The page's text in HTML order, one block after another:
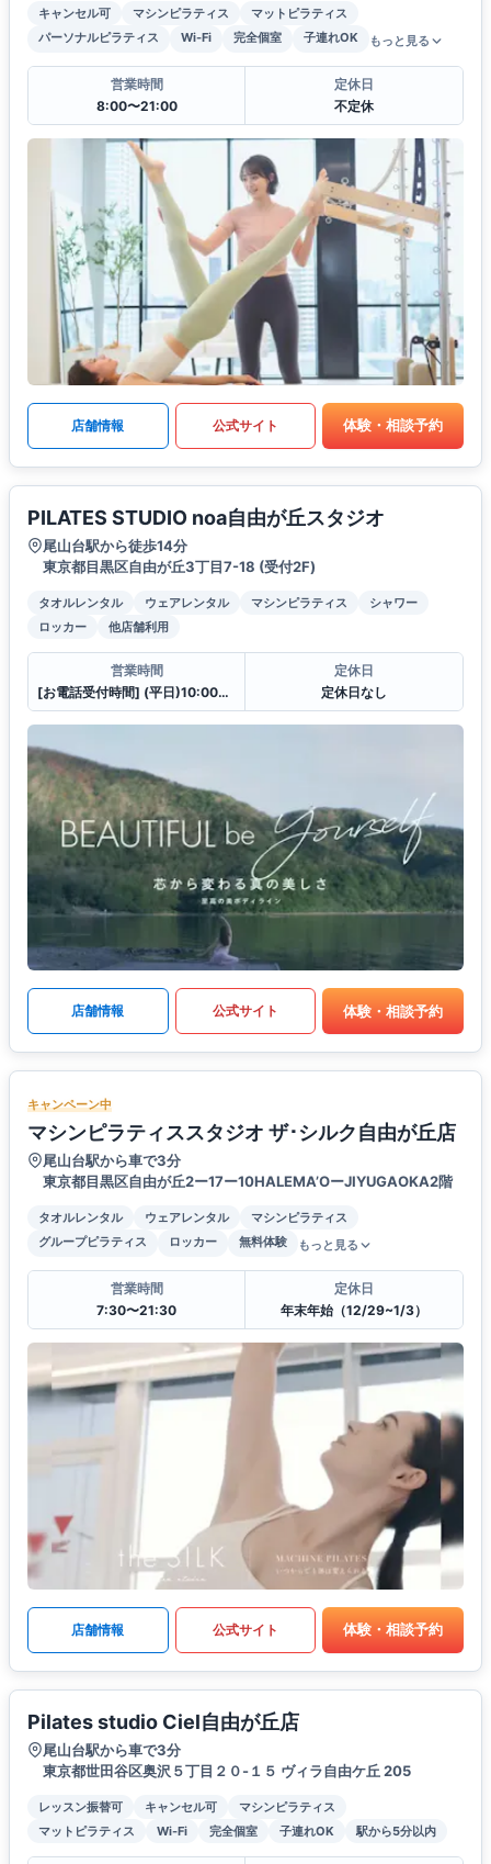
キャンセル可 マシンピラティス
マットピラティス
パーソナルピラティス
Wi-Fi 完全個室 子連れOK もっと見る
営業時間
8:00〜21:00
定休日
不定休
店舗情報 公式サイト 体験・相談予約
PILATES STUDIO noa自由が丘スタジオ
尾山台駅から徒歩14分
東京都目黒区自由が丘3丁目7-18 (受付2F)
タオルレンタル ウェアレンタル マシンピラティス
シャワー
ロッカー
他店舗利用
営業時間
[お電話受付時間] (平日)10:00〜23:00 (土・日)10:00〜21:00
定休日
定休日なし
店舗情報 公式サイト 体験・相談予約
キャンペーン中
マシンピラティススタジオ ザ･シルク自由が丘店
尾山台駅から車で3分
東京都目黒区自由が丘2ー17ー10HALEMA’OーJIYUGAOKA2階
タオルレンタル ウェアレンタル
マシンピラティス
グループピラティス
ロッカー 無料体験 もっと見る
営業時間
7:30〜21:30
定休日
年末年始（12/29~1/3）
店舗情報 公式サイト 体験・相談予約
Pilates studio Ciel自由が丘店
尾山台駅から車で3分
東京都世田谷区奥沢５丁目２０-１５ ヴィラ自由ケ丘 205
レッスン振替可 キャンセル可
マシンピラティス
マットピラティス
Wi-Fi 完全個室 子連れOK 駅から5分以内